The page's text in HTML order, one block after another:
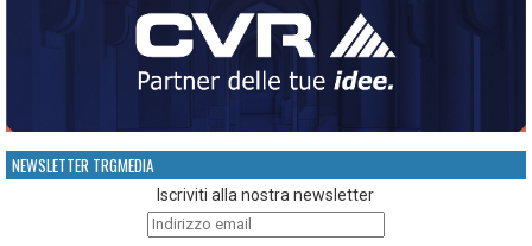
NEWSLETTER TRGMEDIA
Iscriviti alla nostra newsletter